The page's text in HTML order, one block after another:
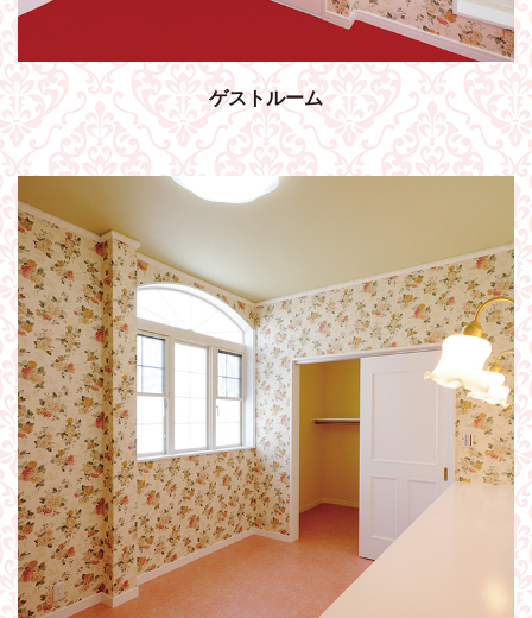
ゲストルーム